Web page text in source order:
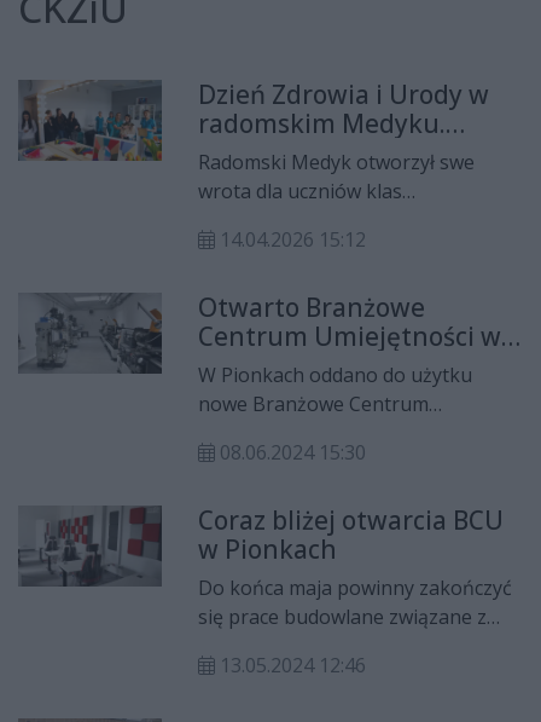
Dzień Zdrowia i Urody w
radomskim Medyku.
Szkoła zaprezentowała
swoją ofertę
Radomski Medyk otworzył swe
wrota dla uczniów klas
Dzień Zdrowia i Urody – wydarzenie
kierunki kształcenia i nowoczesne
zawody.
14.04.2026 15:12
Otwarto Branżowe
Centrum Umiejętności w
Pionkach
W Pionkach oddano do użytku
nowe Branżowe Centrum
kosztowała 17 mln zł, a dzięki niej
nowoczesny obiekt z bardzo
dobrym wyposażeniem.
08.06.2024 15:30
Coraz bliżej otwarcia BCU
w Pionkach
Do końca maja powinny zakończyć
się prace budowlane związane z
Umiejętności w Pionkach. Do
13.05.2024 12:46